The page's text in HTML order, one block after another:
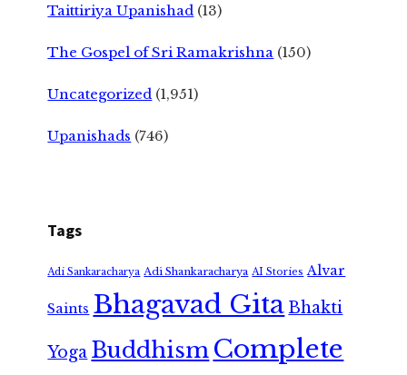
Taittiriya Upanishad (13)
The Gospel of Sri Ramakrishna (150)
Uncategorized (1,951)
Upanishads (746)
Tags
Adi Sankaracharya Adi Shankaracharya AI Stories Alvar
Saints Bhagavad GitaBhakti
Yoga Buddhism Complete